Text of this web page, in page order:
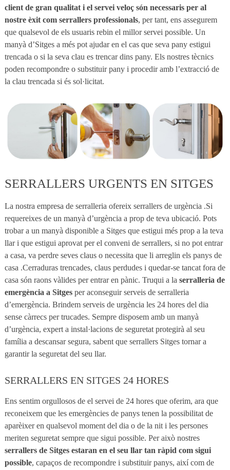
client de gran qualitat i el servei veloç són necessaris per al
nostre èxit com serrallers professionals, per tant, ens assegurem
que qualsevol de els usuaris rebin el millor servei possible. Un
manyà d’Sitges a més pot ajudar en el cas que seva pany estigui
trencada o si la seva clau es trencar dins pany. Els nostres tècnics
poden recompondre o substituir pany i procedir amb l’extracció de
la clau trencada si és sol·licitat.
SERRALLERS URGENTS EN SITGES
La nostra empresa de serralleria ofereix serrallers de urgència .Si
requereixes de un manyà d’urgència a prop de teva ubicació. Pots
trobar a un manyà disponible a Sitges que estigui més prop a la teva
llar i que estigui aprovat per el conveni de serrallers, si no pot entrar
a casa, va perdre seves claus o necessita que li arreglin els panys de
casa .Cerraduras trencades, claus perdudes i quedar-se tancat fora de
casa són raons vàlides per entrar en pànic. Truqui a la serralleria de
emergència a Sitgesper aconseguir serveis de serralleria
d’emergència. Brindem serveis de urgència les 24 hores del dia
sense càrrecs per trucades. Sempre disposem amb un manyà
d’urgència, expert a instal·lacions de seguretat protegirà al seu
família a descansar segura, sabent que serrallers Sitges tornar a
garantir la seguretat del seu llar.
SERRALLERS EN SITGES 24 HORES
Ens sentim orgullosos de el servei de 24 hores que oferim, ara que
reconeixem que les emergències de panys tenen la possibilitat de
aparèixer en qualsevol moment del dia o de la nit i les persones
meriten seguretat sempre que sigui possible. Per això nostres
serrallers de Sitges estaran en el seu llar tan ràpid com sigui
possible, capaços de recompondre i substituir panys, així com de